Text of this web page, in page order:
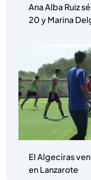
Ana Alba Ruiz
20 y Marina
El Algeciras
en Lanzarote